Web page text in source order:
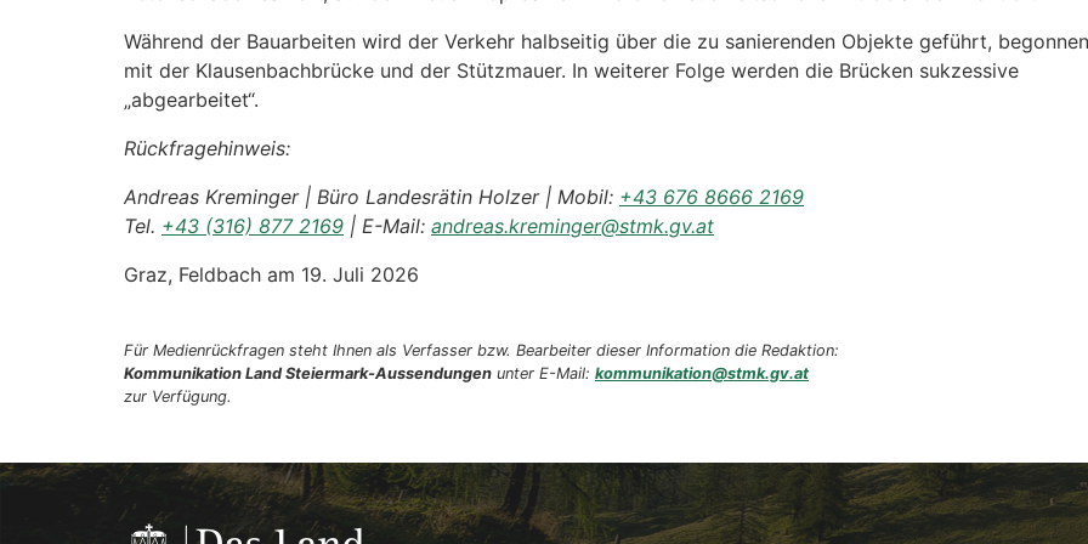
Während der Bauarbeiten wird der Verkehr halbseitig über die zu sanierenden Objekte geführt,
mit der Klausenbachbrücke und der Stützmauer. In weiterer Folge werden die Brücken sukzessive
„abgearbeitet“.
Rückfragehinweis:
Andreas Kreminger | Büro Landesrätin Holzer | Mobil: +43 676 8666 2169
Tel. +43 (316) 877 2169 | E-Mail: andreas.kreminger@stmk.gv.at
Graz, Feldbach am 19. Juli 2026
Für Medienrückfragen steht Ihnen als Verfasser bzw. Bearbeiter dieser Information die Redaktion:
Kommunikation Land Steiermark-Aussendungen unter E-Mail: kommunikation@stmk.gv.at
zur Verfügung.